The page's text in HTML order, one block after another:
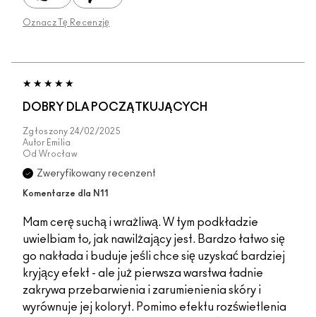
Oznacz Tę Recenzję
DOBRY DLA POCZĄTKUJĄCYCH
Zgłoszony 24/02/2025
Autor Emilia
Od Wrocław
Zweryfikowany recenzent
Komentarze dla N11
Mam cerę suchą i wrażliwą. W tym podkładzie
uwielbiam to, jak nawilżający jest. Bardzo łatwo się
go nakłada i buduje jeśli chce się uzyskać bardziej
kryjący efekt - ale już pierwsza warstwa ładnie
zakrywa przebarwienia i zarumienienia skóry i
wyrównuje jej koloryt. Pomimo efektu rozświetlenia